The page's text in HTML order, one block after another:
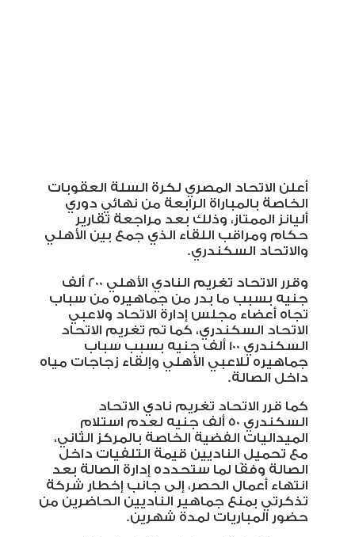
أعلن الاتحاد المصري لكرة السلة العقوبات
الخاصة بالمباراة الرابعة من نهائي دوري
أليانز الممتاز، وذلك بعد مراجعة تقارير
حكام ومراقب اللقاء الذي جمع بين الأهلي
والاتحاد السكندري.
وقرر الاتحاد تغريم النادي الأهلي 200 ألف
جنيه بسبب ما بدر من جماهيره من سباب
تجاه أعضاء مجلس إدارة الاتحاد ولاعبي
الاتحاد السكندري، كما تم تغريم الاتحاد
السكندري 100 ألف جنيه بسبب سباب
جماهيره للاعبي الأهلي وإلقاء زجاجات مياه
داخل الصالة.
كما قرر الاتحاد تغريم نادي الاتحاد
السكندري 50 ألف جنيه لعدم استلام
الميداليات الفضية الخاصة بالمركز الثاني،
مع تحميل الناديين قيمة التلفيات داخل
الصالة وفقًا لما ستحدده إدارة الصالة بعد
انتهاء أعمال الحصر، إلى جانب إخطار شركة
تذكرتي بمنع جماهير الناديين الحاضرين من
حضور المباريات لمدة شهرين.